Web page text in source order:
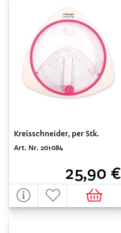
Kreisschneider, per Stk.
Art. Nr. 201084
25,90 €